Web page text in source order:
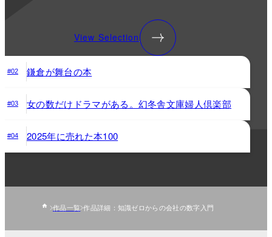
View Selection
#02 鎌倉が舞台の本
#03 女の数だけドラマがある。幻冬舎文庫婦人倶楽部
#04 2025年に売れた本100
作品一覧 作品詳細：知識ゼロからの会社の数字入門